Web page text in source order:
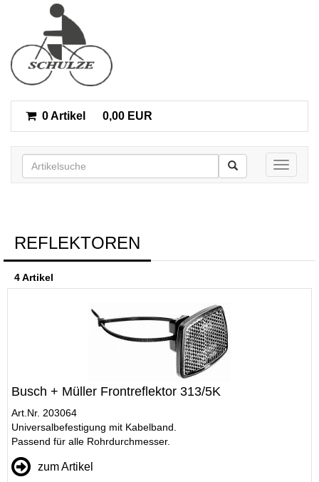
0 Artikel 0,00 EUR
Toggle
REFLEKTOREN
4 Artikel
Busch + Müller Frontreflektor 313/5K
Art.Nr. 203064
Universalbefestigung mit Kabelband.
Passend für alle Rohrdurchmesser.
zum Artikel